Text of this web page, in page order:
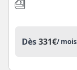
Dès331€/ mois